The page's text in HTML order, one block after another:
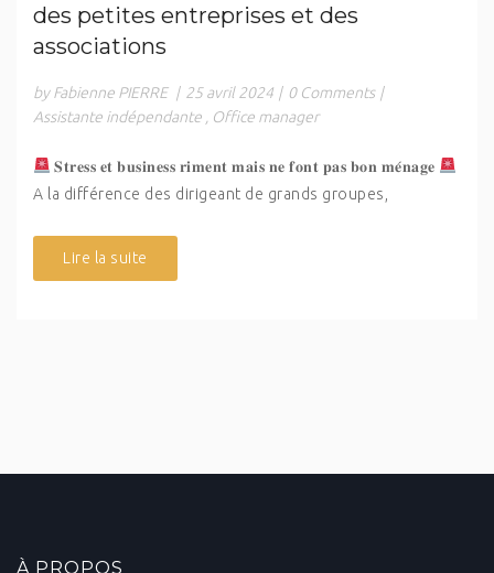
des petites entreprises et des
associations
by Fabienne PIERRE | 25 avril 2024 | 0 Comments |
Assistante indépendante
Office manager
𝐒𝐭𝐫𝐞𝐬𝐬 𝐞𝐭 𝐛𝐮𝐬𝐢𝐧𝐞𝐬𝐬 𝐫𝐢𝐦𝐞𝐧𝐭 𝐦𝐚𝐢𝐬 𝐧𝐞 𝐟𝐨𝐧𝐭 𝐩𝐚𝐬 𝐛𝐨𝐧 𝐦𝐞́𝐧𝐚𝐠𝐞
A la différence des dirigeant de grands groupes,
Lire la suite
À PROPOS